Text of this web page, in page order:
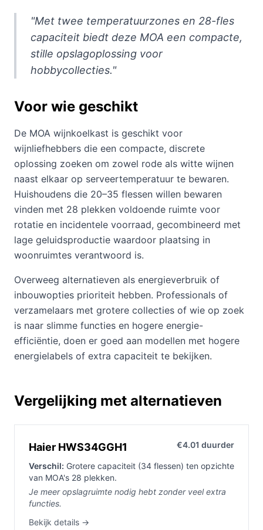
"Met twee temperatuurzones en 28-fles
capaciteit biedt deze MOA een compacte,
stille opslagoplossing voor
hobbycollecties."
Voor wie geschikt
De MOA wijnkoelkast is geschikt voor
wijnliefhebbers die een compacte, discrete
oplossing zoeken om zowel rode als witte wijnen
naast elkaar op serveertemperatuur te bewaren.
Huishoudens die 20–35 flessen willen bewaren
vinden met 28 plekken voldoende ruimte voor
rotatie en incidentele voorraad, gecombineerd met
lage geluidsproductie waardoor plaatsing in
woonruimtes verantwoord is.
Overweeg alternatieven als energieverbruik of
inbouwopties prioriteit hebben. Professionals of
verzamelaars met grotere collecties of wie op zoek
is naar slimme functies en hogere energie-
efficiëntie, doen er goed aan modellen met hogere
energielabels of extra capaciteit te bekijken.
Vergelijking met alternatieven
Haier HWS34GGH1 €4.01 duurder
Verschil: Grotere capaciteit (34 flessen) ten opzichte
van MOA's 28 plekken.
Je meer opslagruimte nodig hebt zonder veel extra
functies.
Bekijk details →